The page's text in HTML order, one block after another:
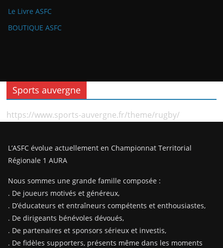
Le Livre ASFC
BOUTIQUE ASFC
Sports auvergne
https://www.sports-auvergne.fr/theme/rugby/
L’ASFC évolue actuellement en Championnat Territorial
Régionale 1 AURA
Nous sommes une grande famille composée :
. De joueurs motivés et généreux,
. D’éducateurs et entraîneurs compétents et enthousiastes,
. De dirigeants bénévoles dévoués,
. De partenaires et sponsors sérieux et investis,
. De fidèles supporters, présents même dans les moments